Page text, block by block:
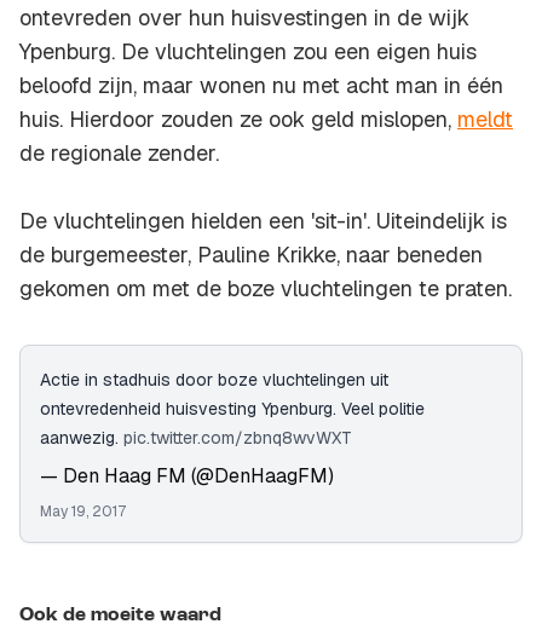
ontevreden over hun huisvestingen in de wijk
Ypenburg. De vluchtelingen zou een eigen huis
beloofd zijn, maar wonen nu met acht man in één
huis. Hierdoor zouden ze ook geld mislopen, meldt
de regionale zender.
De vluchtelingen hielden een 'sit-in'. Uiteindelijk is
de burgemeester, Pauline Krikke, naar beneden
gekomen om met de boze vluchtelingen te praten.
Actie in stadhuis door boze vluchtelingen uit
ontevredenheid huisvesting Ypenburg. Veel politie
aanwezig. pic.twitter.com/zbnq8wvWXT
— Den Haag FM (@DenHaagFM)
May 19, 2017
Ook de moeite waard